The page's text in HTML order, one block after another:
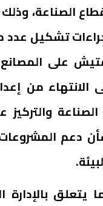
الصناعة،
تشكيل عدد
على
الانتهاء من
دعم
بالإدارة